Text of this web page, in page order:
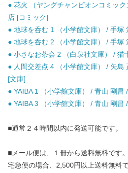
● 花火 （ヤングチャンピオンコミッ
店 [コミック]
● 地球を呑む 1 （小学館文庫） / 手塚
● 地球を呑む 2 （小学館文庫） / 手塚
● 小さなお茶会 2 （白泉社文庫） / 猫
● 人間交差点 4 （小学館文庫） / 矢島
[文庫]
● YAIBA 1 （小学館文庫） / 青山 剛昌
● YAIBA 3 （小学館文庫） / 青山 剛昌
■通常２４時間以内に発送可能です。
■メール便は、１冊から送料無料です。
宅急便の場合、2,500円以上送料無料で